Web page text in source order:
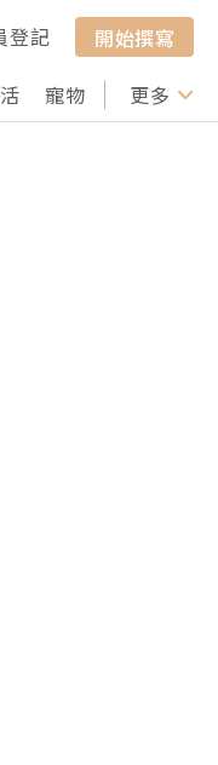
登記
開始撰寫
寵物 行山 打卡
更多